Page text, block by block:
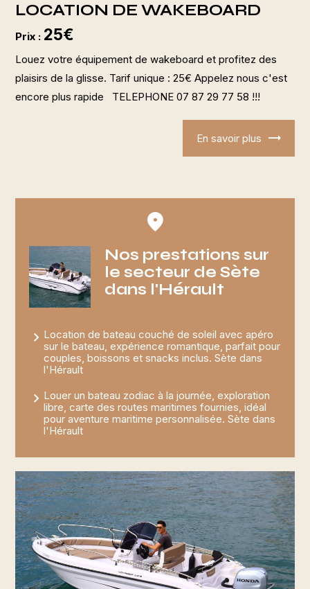
LOCATION DE WAKEBOARD
Prix : 25€
Louez votre équipement de wakeboard et profitez des
plaisirs de la glisse. Tarif unique : 25€ Appelez nous c'est
encore plus rapide TELEPHONE 07 87 29 77 58 !!!
En savoir plus
Nos prestations sur
le secteur de Sète
dans l'Hérault
Location de bateau couché de soleil avec apéro
sur le bateau, expérience romantique, parfait pour
couples, boissons et snacks inclus. Sète dans
l'Hérault
Louer un bateau zodiac à la journée, exploration
libre, carte des routes maritimes fournies, idéal
pour aventure maritime personnalisée. Sète dans
l'Hérault